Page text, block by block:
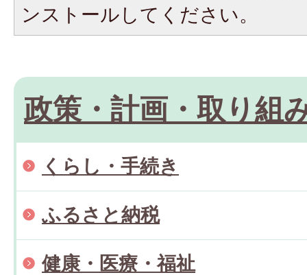
ンストールしてください。
政策・計画・取り組
くらし・手続き
ふるさと納税
健康・医療・福祉